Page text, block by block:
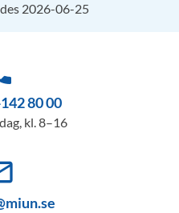
2026-06-25
80 00
kl. 8–16